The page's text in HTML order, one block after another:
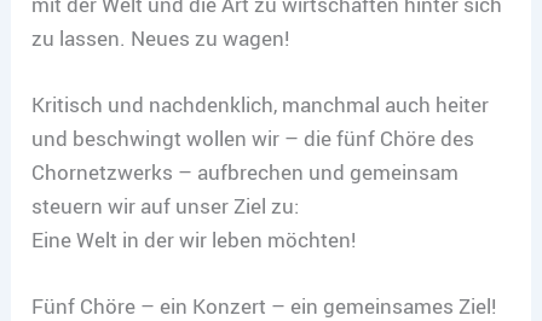
zu lassen. Neues zu wagen!
Kritisch und nachdenklich, manchmal auch heiter
und beschwingt wollen wir – die fünf Chöre des
Chornetzwerks – aufbrechen und gemeinsam
steuern wir auf unser Ziel zu:
Eine Welt in der wir leben möchten!
Fünf Chöre – ein Konzert – ein gemeinsames Ziel!